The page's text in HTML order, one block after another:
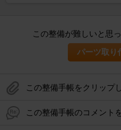
この整備が難しいと思
パーツ取り
この整備手帳をクリップ
この整備手帳のコメント